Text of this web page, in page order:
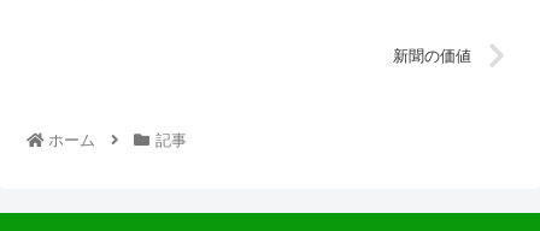
新聞の価値
ホーム 記事